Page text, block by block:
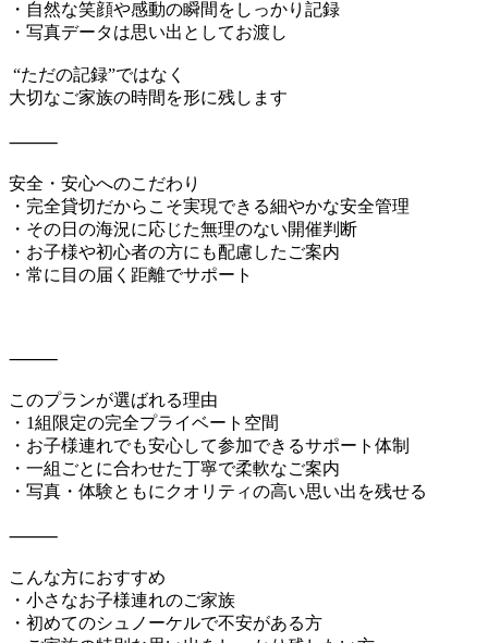
・自然な笑顔や感動の瞬間をしっかり記録
・写真データは思い出としてお渡し
“ただの記録”ではなく
大切なご家族の時間を形に残します
⸻
安全・安心へのこだわり
・完全貸切だからこそ実現できる細やかな安全管理
・その日の海況に応じた無理のない開催判断
・お子様や初心者の方にも配慮したご案内
・常に目の届く距離でサポート
⸻
このプランが選ばれる理由
・1組限定の完全プライベート空間
・お子様連れでも安心して参加できるサポート体制
・一組ごとに合わせた丁寧で柔軟なご案内
・写真・体験ともにクオリティの高い思い出を残せる
⸻
こんな方におすすめ
・小さなお子様連れのご家族
・初めてのシュノーケルで不安がある方